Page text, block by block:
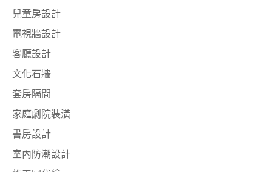
兒童房設計
電視牆設計
客廳設計
文化石牆
套房隔間
家庭劇院裝潢
書房設計
室內防潮設計